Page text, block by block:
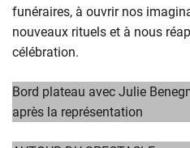
funéraires, à ouvrir nos
nouveaux rituels et à nous
célébration.
Bord plateau avec Julie
après la représentation